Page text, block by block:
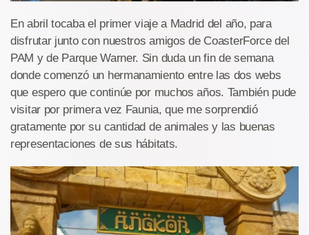
En abril tocaba el primer viaje a Madrid del año, para
disfrutar junto con nuestros amigos de CoasterForce del
PAM y de Parque Warner. Sin duda un fin de semana
donde comenzó un hermanamiento entre las dos webs
que espero que continúe por muchos años. También pude
visitar por primera vez Faunia, que me sorprendió
gratamente por su cantidad de animales y las buenas
representaciones de sus hábitats.